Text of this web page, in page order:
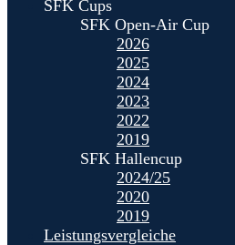
SFK Cups
SFK Open-Air Cup
2026
2025
2024
2023
2022
2019
SFK Hallencup
2024/25
2020
2019
Leistungsvergleiche